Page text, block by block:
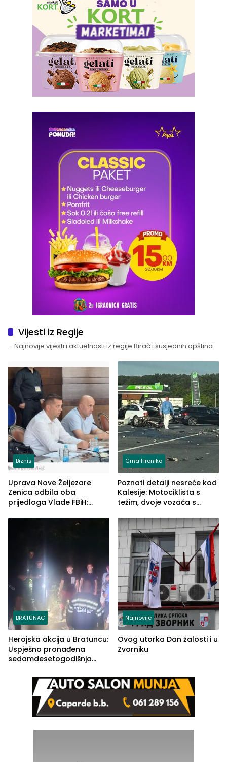
Vijesti iz Regije
– Najnovije vijesti i aktuelnosti iz regije Birač i susjednih opština.
Biznis
Uprava Nove Željezare
Zenica odbila oba
prijedloga Vlade FBiH:
rješenje
Crna Hronika
Poznati detalji nesreće kod
Kalesije: Motociklista s
težim, dvoje vozača s
BRATUNAC
Herojska akcija u Bratuncu:
Uspješno pronađena
sedamdesetogodišnja
Kravice.
Najnovije
Ovog utorka Dan žalosti i u
Zvorniku